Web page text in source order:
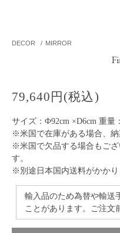
DECOR / MIRROR
79,640円(税込)
サイズ：Ф92cm ×D6cm 重量
※米国で在庫がある場合、納
※米国で欠品する場合もご
す。
※別途日本国内送料がかかり
輸入品のため為替や輸送
ことがあります。ご注文